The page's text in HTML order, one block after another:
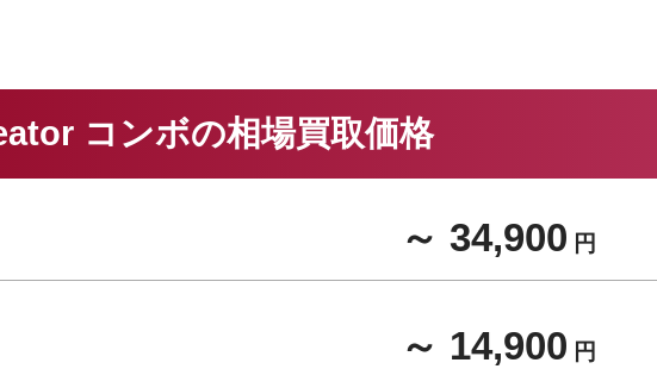
コンボの相場買取価格
～ 34,900 円
～ 14,900 円